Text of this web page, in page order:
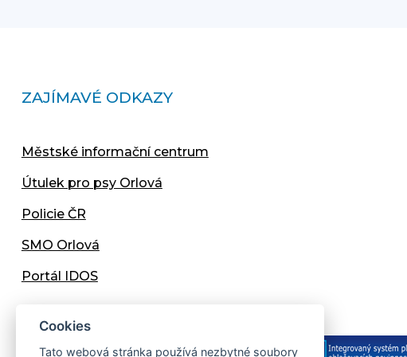
ZAJÍMAVÉ ODKAZY
Městské informační centrum
Útulek pro psy Orlová
Policie ČR
SMO Orlová
Portál IDOS
Cookies
Tato webová stránka používá nezbytné soubory